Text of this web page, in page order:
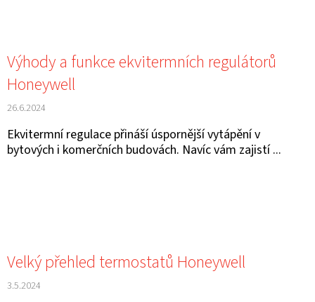
Výhody a funkce ekvitermních regulátorů
Honeywell
26.6.2024
Ekvitermní regulace přináší úspornější vytápění v
bytových i komerčních budovách. Navíc vám zajistí ...
Velký přehled termostatů Honeywell
3.5.2024